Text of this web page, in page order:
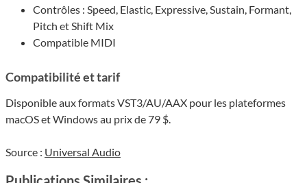
Contrôles : Speed, Elastic, Expressive, Sustain, Formant,
Pitch et Shift Mix
Compatible MIDI
Compatibilité et tarif
Disponible aux formats VST3/AU/AAX pour les plateformes
macOS et Windows au prix de 79 $.
Source : Universal Audio